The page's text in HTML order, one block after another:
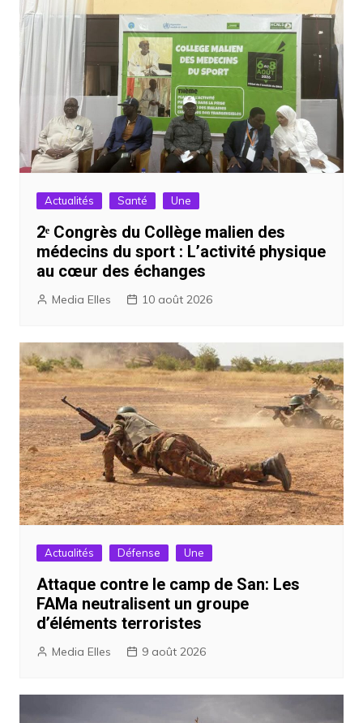
Actualités Santé Une
2ᵉ Congrès du Collège malien des
médecins du sport : L’activité physique
au cœur des échanges
Media Elles 10 août 2026
Actualités Défense Une
Attaque contre le camp de San: Les
FAMa neutralisent un groupe
d’éléments terroristes
Media Elles 9 août 2026